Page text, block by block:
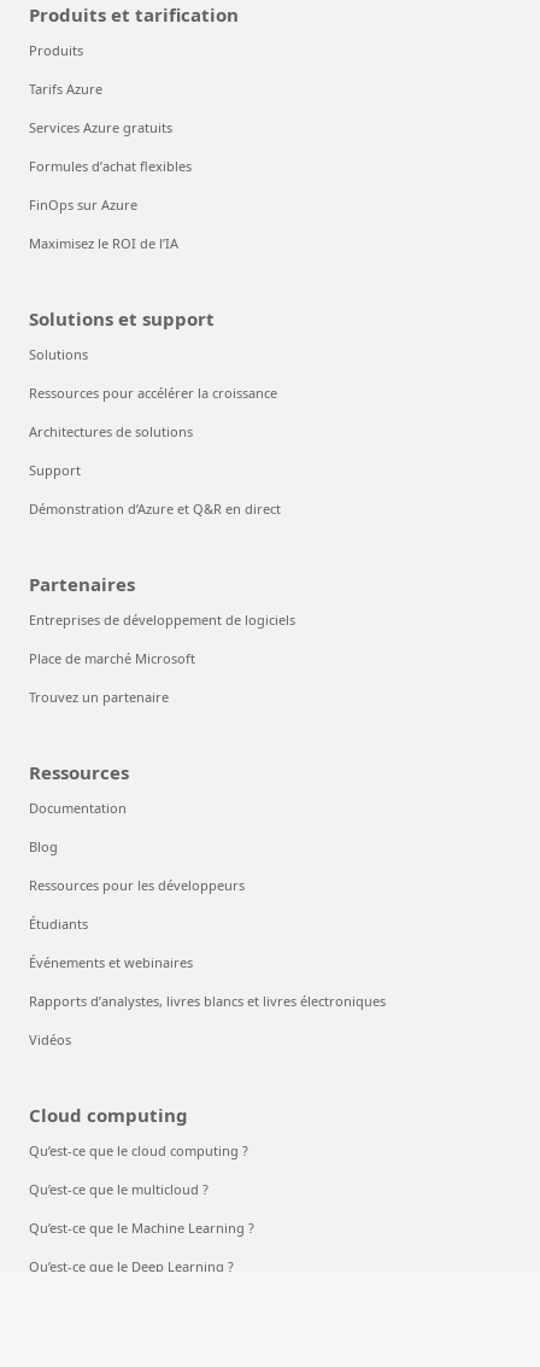
Produits et tarification
Produits
Tarifs Azure
Services Azure gratuits
Formules d’achat flexibles
FinOps sur Azure
Maximisez le ROI de l’IA
Solutions et support
Solutions
Ressources pour accélérer la croissance
Architectures de solutions
Support
Démonstration d’Azure et Q&R en direct
Partenaires
Entreprises de développement de logiciels
Place de marché Microsoft
Trouvez un partenaire
Ressources
Documentation
Blog
Ressources pour les développeurs
Étudiants
Événements et webinaires
Rapports d’analystes, livres blancs et livres électroniques
Vidéos
Cloud computing
Qu’est-ce que le cloud computing ?
Qu’est-ce que le multicloud ?
Qu’est-ce que le Machine Learning ?
Qu’est-ce que le Deep Learning ?